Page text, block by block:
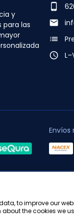
y
para las
phone_android
email
list
access_time
Envíos
to improve our
the cookies we